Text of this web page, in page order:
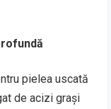
pielea uscată
de acizi grași